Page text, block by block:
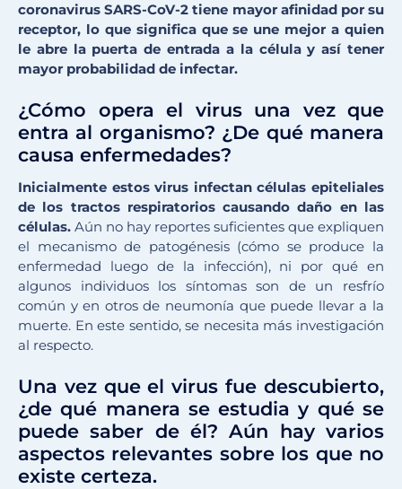
coronavirus SARS-CoV-2 tiene mayor afinidad por su
receptor, lo que significa que se une mejor a quien
le abre la puerta de entrada a la célula y así tener
mayor probabilidad de infectar.
¿Cómo opera el virus una vez que
entra al organismo? ¿De qué manera
causa enfermedades?
Inicialmente estos virus infectan células epiteliales
de los tractos respiratorios causando daño en las
células. Aún no hay reportes suficientes que expliquen
el mecanismo de patogénesis (cómo se produce la
enfermedad luego de la infección), ni por qué en
algunos individuos los síntomas son de un resfrío
común y en otros de neumonía que puede llevar a la
muerte. En este sentido, se necesita más investigación
al respecto.
Una vez que el virus fue descubierto,
¿de qué manera se estudia y qué se
puede saber de él? Aún hay varios
aspectos relevantes sobre los que no
existe certeza.